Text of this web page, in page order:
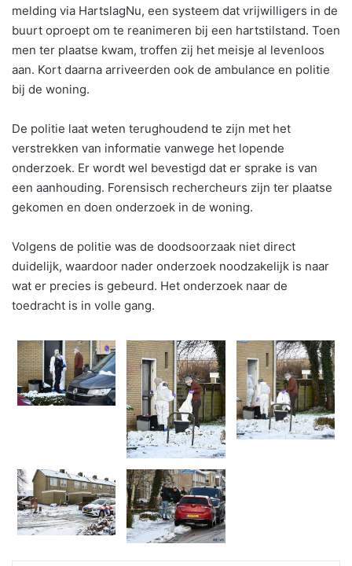
melding via HartslagNu, een systeem dat vrijwilligers in de
buurt oproept om te reanimeren bij een hartstilstand. Toen
men ter plaatse kwam, troffen zij het meisje al levenloos
aan. Kort daarna arriveerden ook de ambulance en politie
bij de woning.
De politie laat weten terughoudend te zijn met het
verstrekken van informatie vanwege het lopende
onderzoek. Er wordt wel bevestigd dat er sprake is van
een aanhouding. Forensisch rechercheurs zijn ter plaatse
gekomen en doen onderzoek in de woning.
Volgens de politie was de doodsoorzaak niet direct
duidelijk, waardoor nader onderzoek noodzakelijk is naar
wat er precies is gebeurd. Het onderzoek naar de
toedracht is in volle gang.